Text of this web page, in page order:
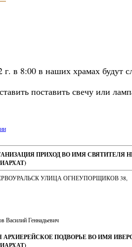
г. в 8:00 в наших храмах
поставить свечу или
ПРИХОД ВО ИМЯ СВЯТИТЕЛЯ
УЛИЦА ОГНЕУПОРЩИКОВ 38,
Василий Геннадьевич
ПОДВОРЬЕ ВО ИМЯ